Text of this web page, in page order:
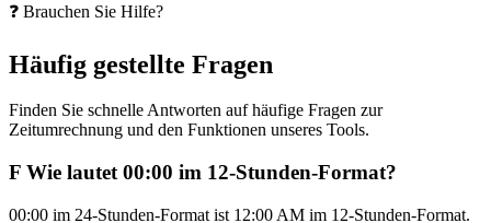
❓ Brauchen Sie Hilfe?
Häufig gestellte Fragen
Finden Sie schnelle Antworten auf häufige Fragen zur
Zeitumrechnung und den Funktionen unseres Tools.
F Wie lautet 00:00 im 12-Stunden-Format?
00:00 im 24-Stunden-Format ist 12:00 AM im 12-Stunden-Format.